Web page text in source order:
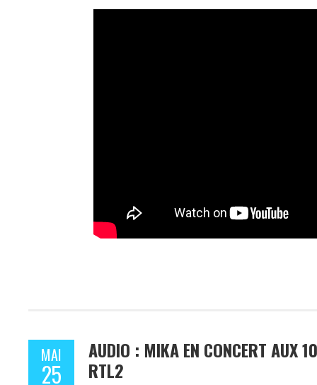
MAI
25
AUDIO : MIKA EN CONCERT AUX
RTL2